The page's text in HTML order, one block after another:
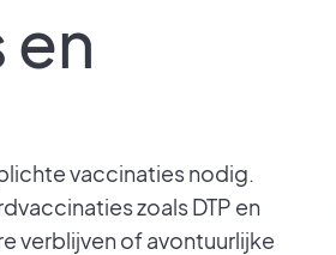
vaccinaties nodig.
zoals DTP en
verblijven of avontuurlijke